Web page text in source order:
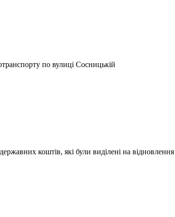
по вулиці Сосницькій
коштів, які були виділені на відновлення